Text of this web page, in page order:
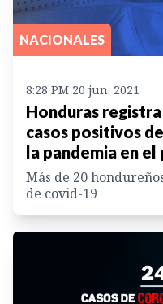
NACIONALES
8:28 PM 20 jun. 2021
Honduras
casos positivos
la pandemia en el
Más de 20
de covid-19